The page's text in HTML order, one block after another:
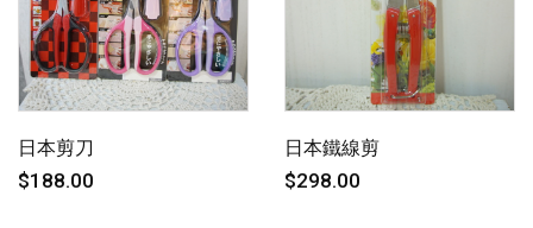
日本剪刀
$188.00
日本鐵線剪
$298.00